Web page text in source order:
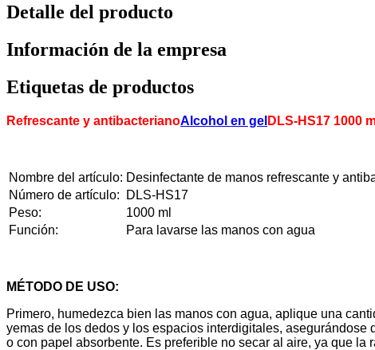
Detalle del producto
Información de la empresa
Etiquetas de productos
Refrescante y antibacterianoAlcohol en gel DLS-HS17 1000
Nombre del artículo: Desinfectante de manos refrescante y
Número de artículo:
DLS-HS17
Peso:
1000 ml
Función:
Para lavarse las manos con agua
MÉTODO DE USO:
Primero, humedezca bien las manos con agua, aplique una
yemas de los dedos y los espacios interdigitales,
o con papel absorbente. Es preferible no secar al aire, ya que